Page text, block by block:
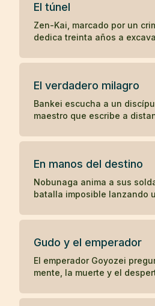
El túnel
Zen-Kai, marcado por un
dedica treinta años a
termina viendo en él a un
El verdadero milagro
Bankei escucha a un
maestro que escribe a
y dormir cuando tiene
En manos del destino
Nobunaga anima a sus
batalla imposible lanzando
Gudo y el emperador
El emperador Goyozei
mente, la muerte y el
el emperador todavía no